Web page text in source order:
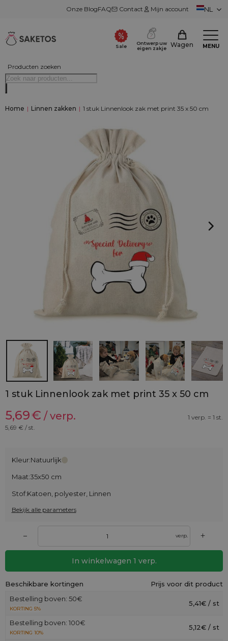
Onze BlogFAQ Contact Mijn account NL
Producten zoeken
Sale
Ontwerp uw
eigen zakje
Wagen MENU
Home | Linnen zakken | 1 stuk Linnenlook zak met print 35 x 50 cm
1 stuk Linnenlook zak met print 35 x 50 cm
5,69€ / verp.
1 verp. = 1 st.
5,69 € / st.
Kleur:Natuurlijk
Maat:35x50 cm
Stof:Katoen, polyester, Linnen
Bekijk alle parameters
– verp. +
In winkelwagen 1 verp.
Beschikbare kortingen
Prijs voor dit product
Bestelling boven: 50€
KORTING 5%
5,41€ / st
Bestelling boven: 100€
KORTING 10%
5,12€ / st